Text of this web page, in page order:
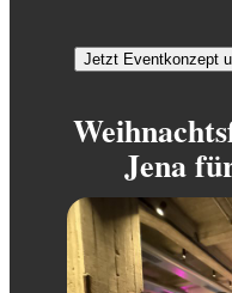
Jetzt Eventkonzept
Jena